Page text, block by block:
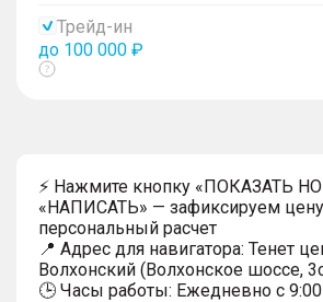
Трейд-ин
до 100 000 ₽
Показать
⚡ Нажмите кнопку «ПОКАЗАТЬ
«НАПИСАТЬ» — зафиксируем
персональный расчет
📍 Адрес для навигатора: Тенет
Волхонский (Волхонское шоссе,
🕒 Часы работы: Ежедневно с 9:00